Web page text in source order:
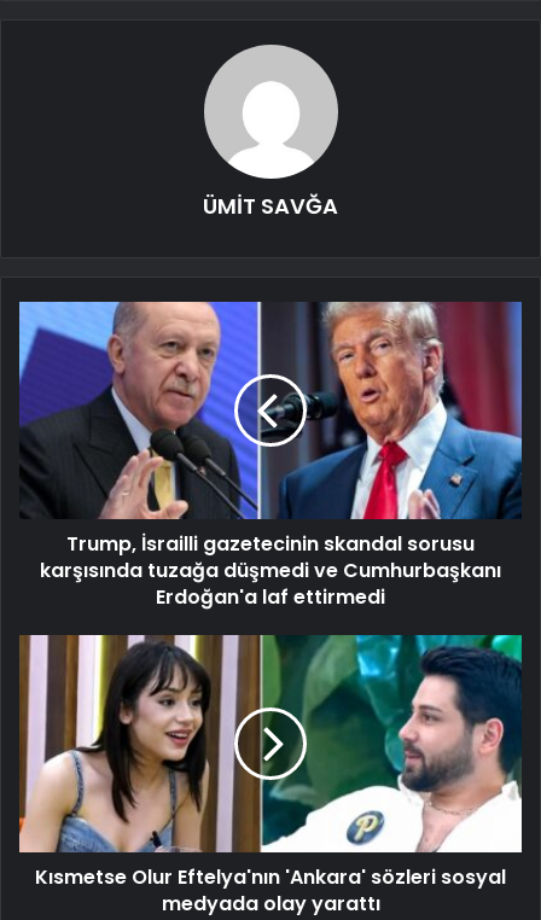
ÜMİT SAVĞA
Trump, İsrailli gazetecinin skandal sorusu
karşısında tuzağa düşmedi ve Cumhurbaşkanı
Erdoğan'a laf ettirmedi
Kısmetse Olur Eftelya'nın 'Ankara' sözleri sosyal
medyada olay yarattı